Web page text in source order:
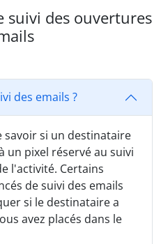
suivi des ouvertures
des emails ?
si un destinataire
un pixel réservé au suivi
l'activité. Certains
de suivi des emails
si le destinataire a
avez placés dans le